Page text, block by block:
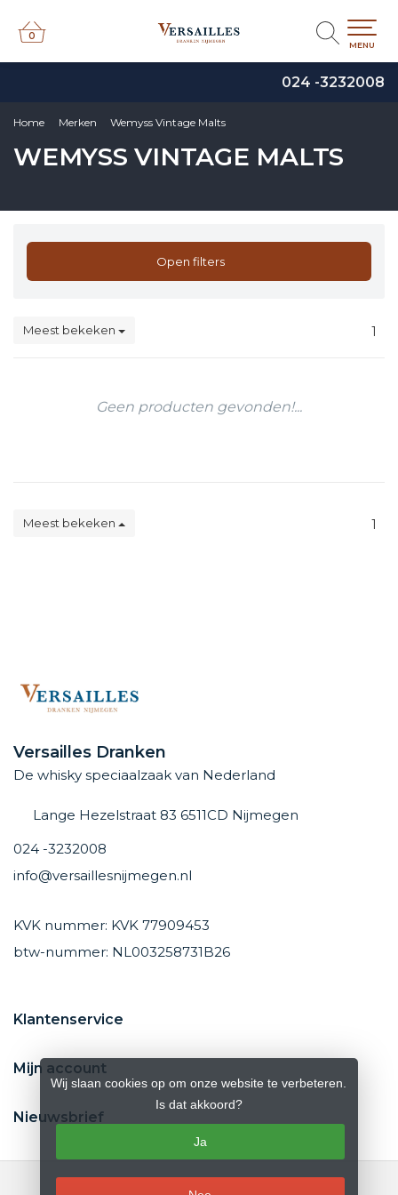
024 -3232008
0
0
MENU
Home Merken Wemyss Vintage Malts
WEMYSS VINTAGE MALTS
Open filters
Meest bekeken 1
Geen producten gevonden!...
Meest bekeken 1
Versailles Dranken
De whisky speciaalzaak van Nederland
Lange Hezelstraat 83 6511CD Nijmegen
024 -3232008
info@versaillesnijmegen.nl
KVK nummer: KVK 77909453
btw-nummer: NL003258731B26
Klantenservice
Mijn account
Nieuwsbrief
Wij slaan cookies op om onze website te verbeteren.
Is dat akkoord?
Ja